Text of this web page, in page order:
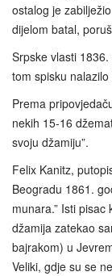
ostalog je
dijelom batal,
Srpske vlasti
tom spisku
Prema
nekih 15-16
svoju džamiju”.
Felix Kanitz,
Beogradu 1861.
munara.” Isti
džamija zatekao
bajrakom) u
Veliki, gdje su se